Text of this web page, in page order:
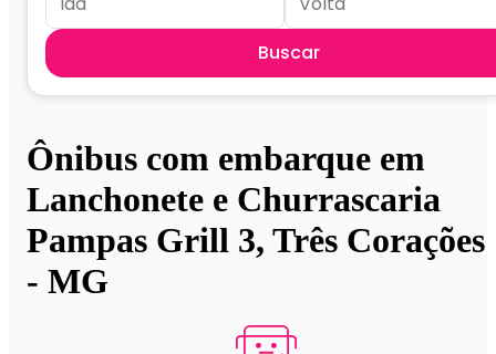
Buscar
Ônibus com embarque em
Lanchonete e Churrascaria
Pampas Grill 3, Três Corações
- MG